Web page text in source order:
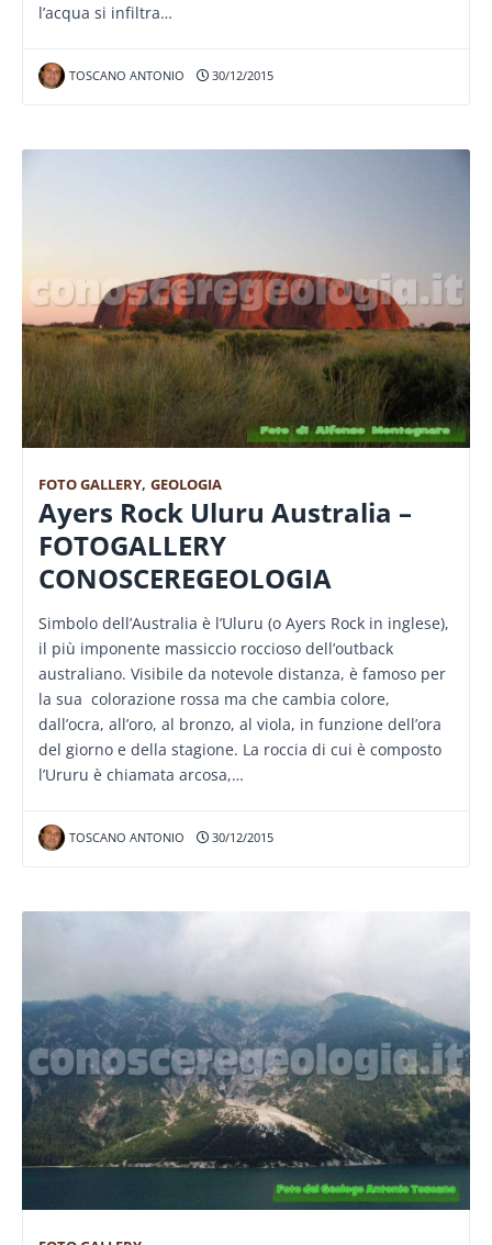
l’acqua si infiltra…
TOSCANO ANTONIO 30/12/2015
FOTO GALLERY, GEOLOGIA
Ayers Rock Uluru Australia –
FOTOGALLERY
CONOSCEREGEOLOGIA
Simbolo dell’Australia è l’Uluru (o Ayers Rock in inglese),
il più imponente massiccio roccioso dell’outback
australiano. Visibile da notevole distanza, è famoso per
la sua colorazione rossa ma che cambia colore,
dall’ocra, all’oro, al bronzo, al viola, in funzione dell’ora
del giorno e della stagione. La roccia di cui è composto
l’Ururu è chiamata arcosa,…
TOSCANO ANTONIO 30/12/2015